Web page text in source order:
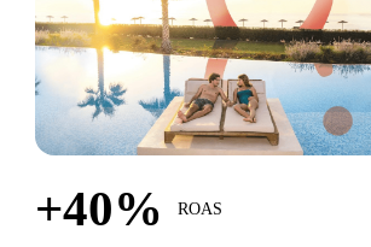
+40% ROAS